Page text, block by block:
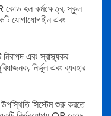
কোড হল কর্মক্ষেত্র, স্কুল
যোগাযোগহীন এবং
এবং স্বাস্থ্যকর
নির্ভুল এবং ব্যবহার
সিস্টেম শুরু করতে